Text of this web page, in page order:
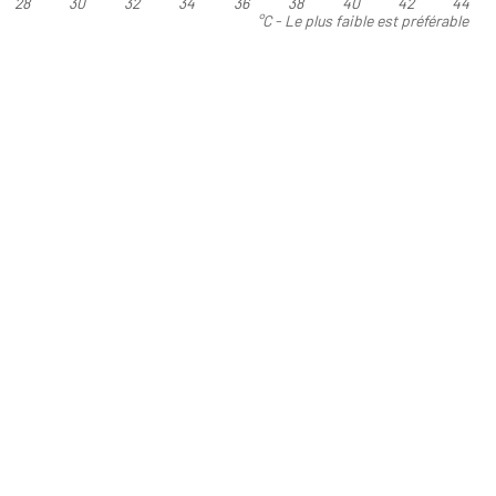
°C - Le plus faible est préférable